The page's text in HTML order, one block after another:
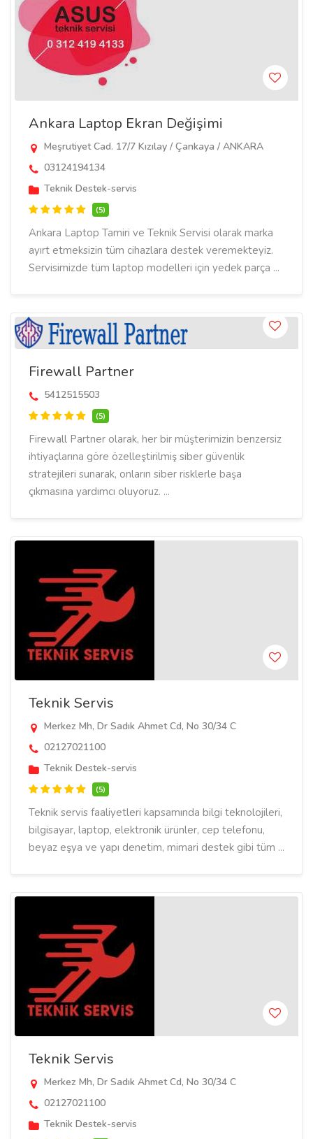
Ankara Laptop Ekran Değişimi
Meşrutiyet Cad. 17/7 Kızılay / Çankaya / ANKARA
03124194134
Teknik Destek-servis
(5)
Ankara Laptop Tamiri ve Teknik Servisi olarak marka
ayırt etmeksizin tüm cihazlara destek veremekteyiz.
Servisimizde tüm laptop modelleri için yedek parça ...
Firewall Partner
5412515503
(5)
Firewall Partner olarak, her bir müşterimizin benzersiz
ihtiyaçlarına göre özelleştirilmiş siber güvenlik
stratejileri sunarak, onların siber risklerle başa
çıkmasına yardımcı oluyoruz. ...
Teknik Servis
Merkez Mh, Dr Sadık Ahmet Cd, No 30/34 C
02127021100
Teknik Destek-servis
(5)
Teknik servis faaliyetleri kapsamında bilgi teknolojileri,
bilgisayar, laptop, elektronik ürünler, cep telefonu,
beyaz eşya ve yapı denetim, mimari destek gibi tüm ...
Teknik Servis
Merkez Mh, Dr Sadık Ahmet Cd, No 30/34 C
02127021100
Teknik Destek-servis